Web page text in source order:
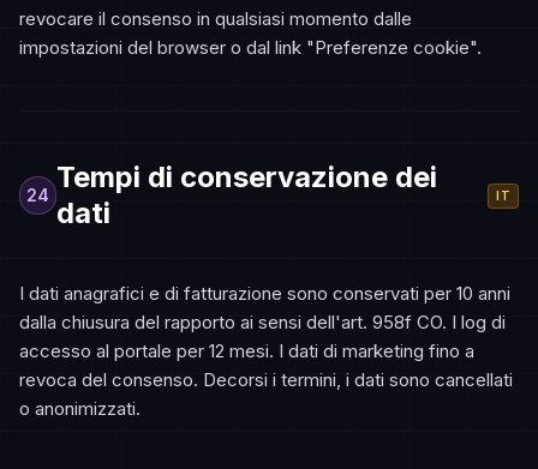
revocare il consenso in qualsiasi momento dalle
impostazioni del browser o dal link "Preferenze cookie".
24
Tempi di conservazione dei
dati
IT
I dati anagrafici e di fatturazione sono conservati per 10 anni
dalla chiusura del rapporto ai sensi dell'art. 958f CO. I log di
accesso al portale per 12 mesi. I dati di marketing fino a
revoca del consenso. Decorsi i termini, i dati sono cancellati
o anonimizzati.